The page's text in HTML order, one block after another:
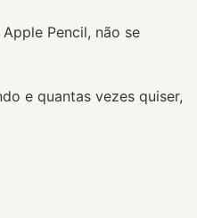
Pencil, não se
e quantas vezes quiser,